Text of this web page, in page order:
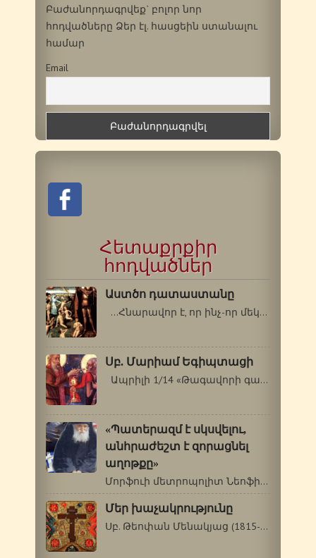
Բաժանորդագրվեք` բոլոր նոր
հոդվածները Ձեր էլ. հասցեին ստանալու
համար
Email
Հետաքրքիր
հոդվածներ
Աստծո դատաստանը
…Հնարավոր է, որ ինչ-որ մեկի մեջ…
Սբ. Մարիամ Եգիպտացի
Ապրիլի 1/14 «Թագավորի գաղտնիքը…
«Պատերազմ է սկսվելու,
անհրաժեշտ է զորացնել
աղոթքը»
Մորֆուի մետրոպոլիտ Նեոֆիտոսը Սբ.Պաիսիոս…
Մեր խաչակրությունը
Սբ. Թեոփան Մենակյաց (1815-1894 թթ.) …